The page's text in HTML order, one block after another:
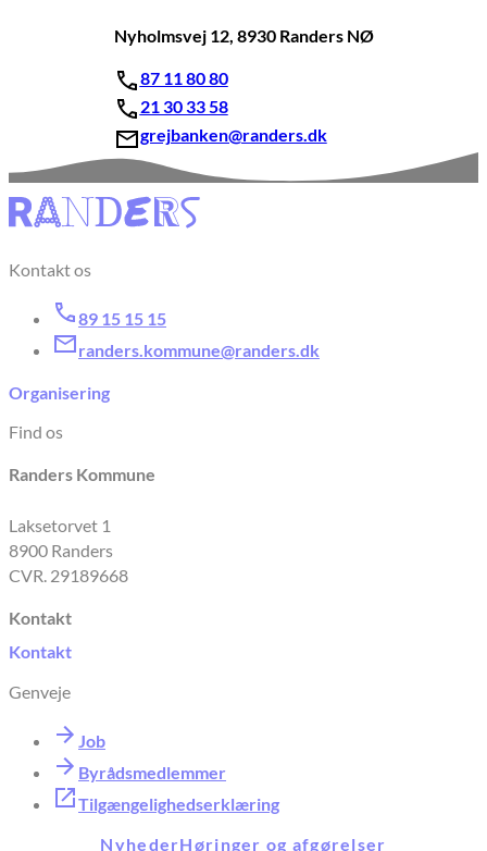
Nyholmsvej 12, 8930 Randers NØ
87 11 80 80
21 30 33 58
grejbanken@randers.dk
Kontakt os
89 15 15 15
randers.kommune@randers.dk
Organisering
Find os
Randers Kommune
Laksetorvet 1
8900 Randers
CVR. 29189668
Kontakt
Kontakt
Genveje
Job
Byrådsmedlemmer
Tilgængelighedserklæring
NyhederHøringer og afgørelser